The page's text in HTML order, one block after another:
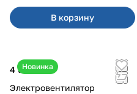
В корзину
Новинка
4 550 ₽
Электровентилятор